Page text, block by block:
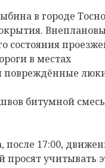
в городе Тосно
состояния
в местах
повреждённые
битумной
после 17:00,
просят учитывать